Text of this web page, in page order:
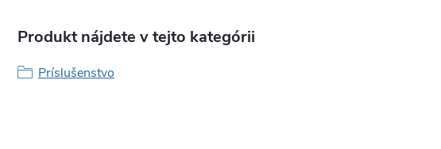
Produkt nájdete v tejto kategórii
Príslušenstvo